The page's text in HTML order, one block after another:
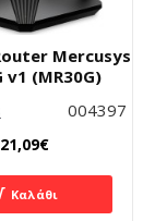
004397
Mercusys
v1 (MR30G)
21,09€
Καλάθι